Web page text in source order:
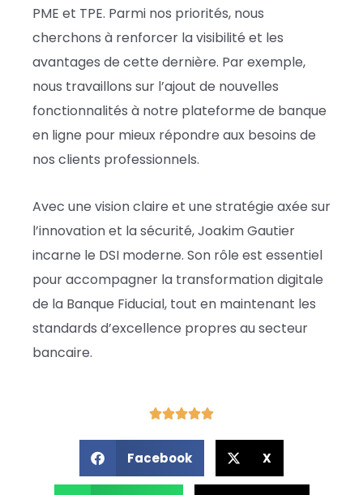
PME et TPE. Parmi nos priorités, nous
cherchons à renforcer la visibilité et les
avantages de cette dernière. Par exemple,
nous travaillons sur l’ajout de nouvelles
fonctionnalités à notre plateforme de banque
en ligne pour mieux répondre aux besoins de
nos clients professionnels.
Avec une vision claire et une stratégie axée sur
l’innovation et la sécurité, Joakim Gautier
incarne le DSI moderne. Son rôle est essentiel
pour accompagner la transformation digitale
de la Banque Fiducial, tout en maintenant les
standards d’excellence propres au secteur
bancaire.
Facebook X